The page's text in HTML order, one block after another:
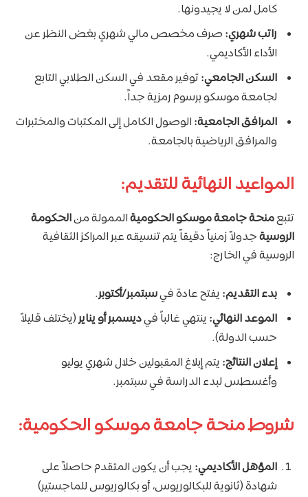
كامل لمن لا يجيدونها.
راتب شهري: صرف مخصص مالي شهري بغض النظر عن
الأداء الأكاديمي.
السكن الجامعي:توفير مقعد في السكن الطلابي التابع
لجامعة موسكو برسوم رمزية جداً.
المرافق الجامعية: الوصول الكامل إلى المكتبات والمختبرات
والمرافق الرياضية بالجامعة.
المواعيد النهائية للتقديم:
تتبعمنحة جامعة موسكو الحكوميةالممولة منالحكومة
الروسيةجدولاً زمنياً دقيقاً يتم تنسيقه عبر المراكز الثقافية
الروسية في الخارج:
بدء التقديم: يفتح عادة فيسبتمبر/أكتوبر.
الموعد النهائي: ينتهي غالباً فيديسمبر أو يناير(يختلف قليلاً
حسب الدولة).
إعلان النتائج: يتم إبلاغ المقبولين خلال شهري يوليو
وأغسطس لبدء الدراسة في سبتمبر.
شروط منحة جامعة موسكو الحكومية:
المؤهل الأكاديمي: يجب أن يكون المتقدم حاصلاً على
شهادة (ثانوية للبكالوريوس، أو بكالوريوس للماجستير)